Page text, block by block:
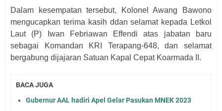
Dalam kesempatan tersebut, Kolonel Awang Bawono
mengucapkan terima kasih ddan selamat kepada Letkol
Laut (P) Iwan Febriawan Effendi atas jabatan baru
sebagai Komandan KRI Terapang-648, dan selamat
bergabung dijajaran Satuan Kapal Cepat Koarmada II.
BACA JUGA
Gubernur AAL hadiri Apel Gelar Pasukan MNEK 2023